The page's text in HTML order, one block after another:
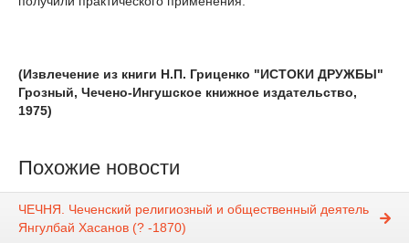
(Извлечение из книги Н.П. Гриценко "ИСТОКИ ДРУЖБЫ"
Грозный, Чечено-Ингушское книжное издательство,
1975)
Похожие новости
ЧЕЧНЯ. Чеченский религиозный и общественный деятель
Янгулбай Хасанов (? -1870)